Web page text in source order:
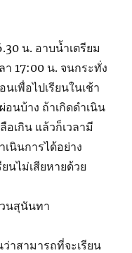
น. อาบน้ำเตรียม
า 17:00 น. จนกระทั่ง
เพื่อไปเรียนในเช้า
นบ้าง ถ้าเกิดดำเนิน
เกิน แล้วก็เวลามี
นินการได้อย่าง
นไม่เสียหายด้วย
นสุนันทา
าสามารถที่จะเรียน